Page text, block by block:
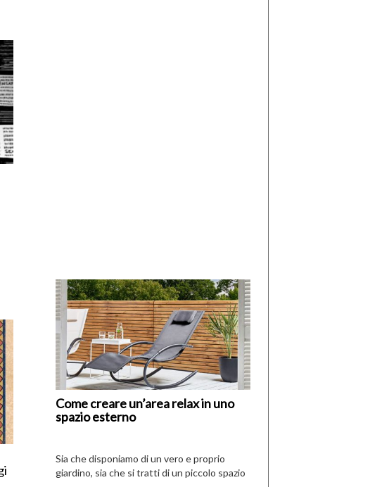
Come creare un’area relax in uno
spazio esterno
di
I
Vespri
Sia che disponiamo di un vero e proprio
giardino, sia che si tratti di un piccolo spazio